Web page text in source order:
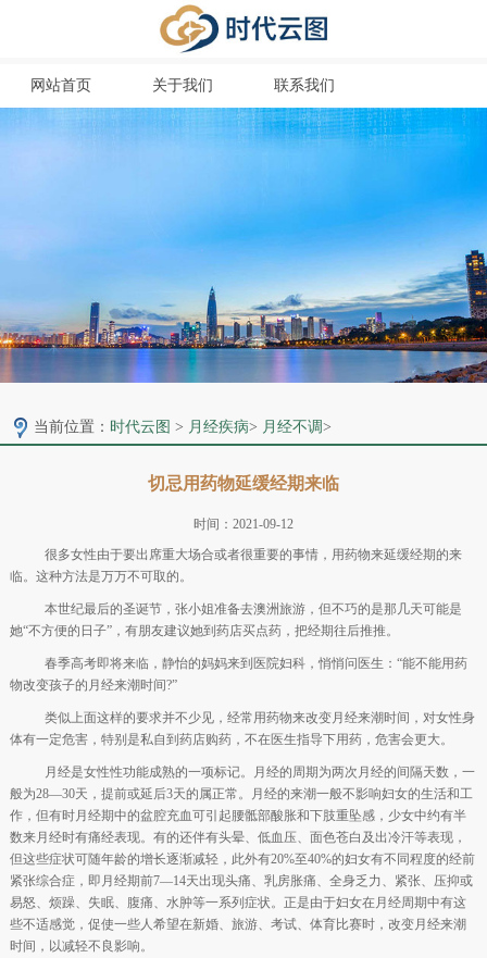
网站首页 关于我们 联系我们
当前位置： 时代云图 > 月经疾病> 月经不调>
切忌用药物延缓经期来临
时间：2021-09-12
很多女性由于要出席重大场合或者很重要的事情，用药物来延缓经期的来
临。这种方法是万万不可取的。
本世纪最后的圣诞节，张小姐准备去澳洲旅游，但不巧的是那几天可能是
她“不方便的日子”，有朋友建议她到药店买点药，把经期往后推推。
春季高考即将来临，静怡的妈妈来到医院妇科，悄悄问医生：“能不能用药
物改变孩子的月经来潮时间?”
类似上面这样的要求并不少见，经常用药物来改变月经来潮时间，对女性身
体有一定危害，特别是私自到药店购药，不在医生指导下用药，危害会更大。
月经是女性性功能成熟的一项标记。月经的周期为两次月经的间隔天数，一
般为28—30天，提前或延后3天的属正常。月经的来潮一般不影响妇女的生活和工
作，但有时月经期中的盆腔充血可引起腰骶部酸胀和下肢重坠感，少女中约有半
数来月经时有痛经表现。有的还伴有头晕、低血压、面色苍白及出冷汗等表现，
但这些症状可随年龄的增长逐渐减轻，此外有20%至40%的妇女有不同程度的经前
紧张综合症，即月经期前7—14天出现头痛、乳房胀痛、全身乏力、紧张、压抑或
易怒、烦躁、失眠、腹痛、水肿等一系列症状。正是由于妇女在月经周期中有这
些不适感觉，促使一些人希望在新婚、旅游、考试、体育比赛时，改变月经来潮
时间，以减轻不良影响。